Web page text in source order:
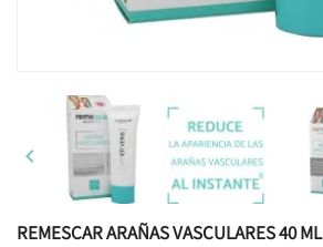

REMESCAR ARAÑAS VASCULARES 40 ML